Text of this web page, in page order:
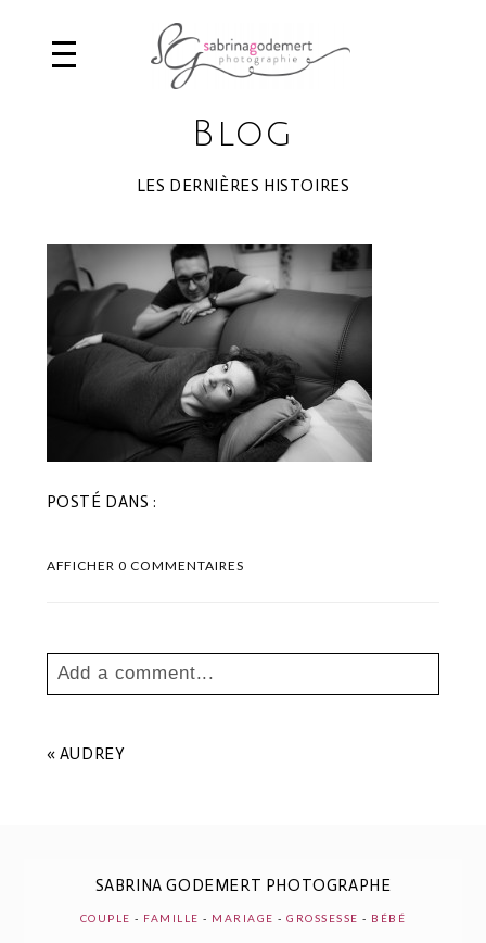
Blog
LES DERNIÈRES HISTOIRES
POSTÉ DANS :
AFFICHER0 COMMENTAIRES
Add a comment...
Les champs marqués sont requis *
« AUDREY
SABRINA GODEMERT PHOTOGRAPHE
COUPLE - FAMILLE - MARIAGE -GROSSESSE - BÉBÉ